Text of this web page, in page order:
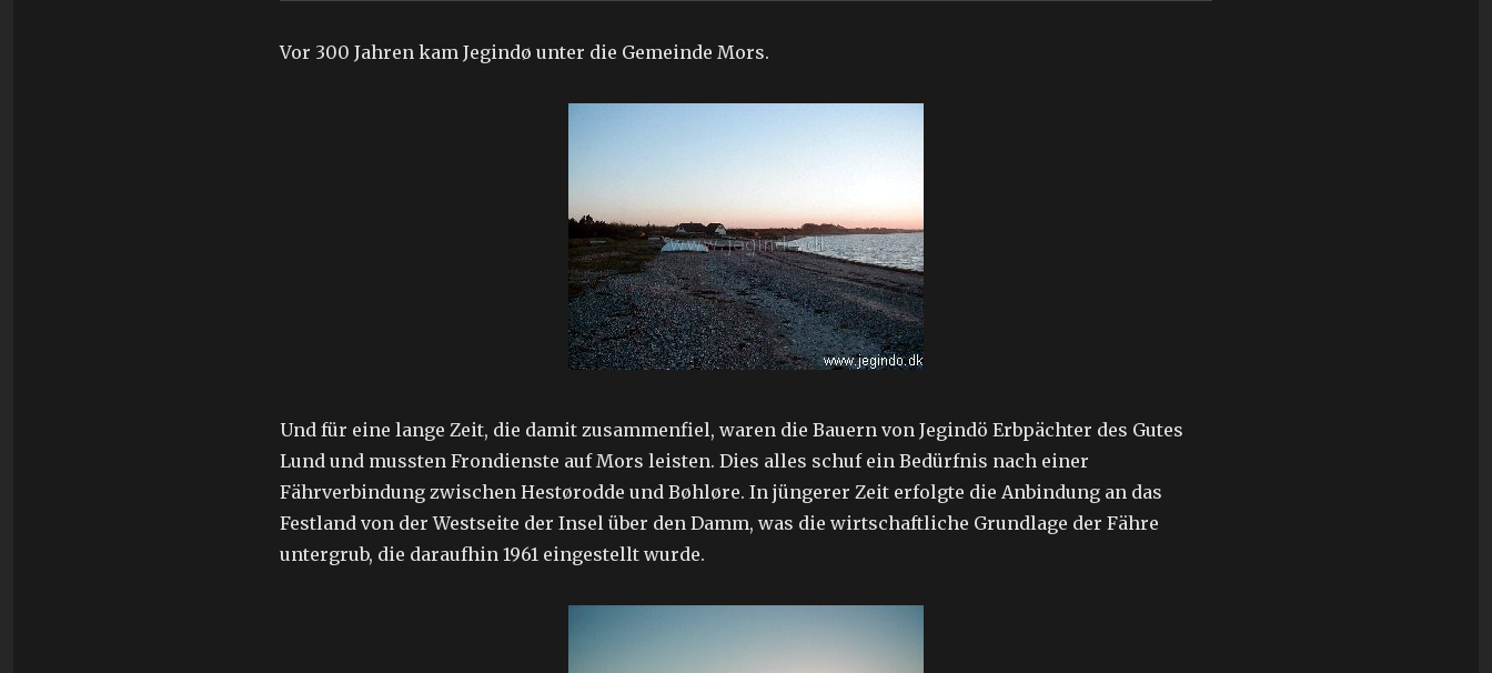
Vor 300 Jahren kam Jegindø unter die Gemeinde Mors.
Und für eine lange Zeit, die damit zusammenfiel, waren die Bauern von Jegindö Erbpächter des Gutes
Lund und mussten Frondienste auf Mors leisten. Dies alles schuf ein Bedürfnis nach einer
Fährverbindung zwischen Hestørodde und Bøhløre. In jüngerer Zeit erfolgte die Anbindung an das
Festland von der Westseite der Insel über den Damm, was die wirtschaftliche Grundlage der Fähre
untergrub, die daraufhin 1961 eingestellt wurde.